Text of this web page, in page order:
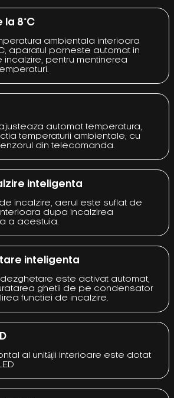
la 8°C
ambientala interioara
aparatul porneste automat in
incalzire, pentru mentinerea
automat temperatura,
temperaturii ambientale, cu
din telecomanda.
inteligenta
de incalzire, aerul este suflat de
dupa incalzirea
a acestuia.
inteligenta
este activat automat,
ghetii de pe condensator
functiei de incalzire.
al unității interioare este dotat